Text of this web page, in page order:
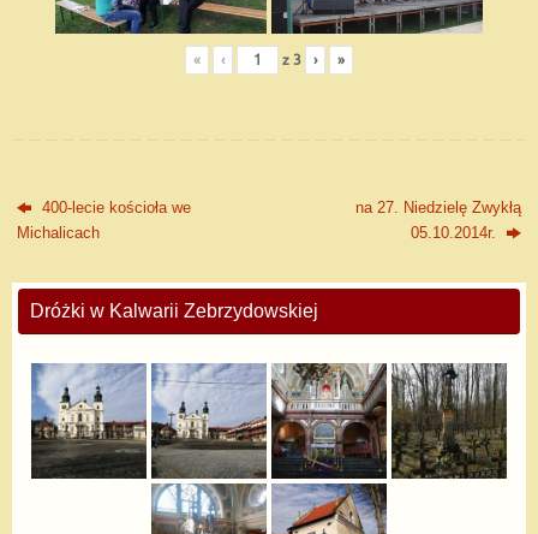
« ‹ z3 › »
400-lecie kościoła we
Michalicach
na 27. Niedzielę Zwykłą
05.10.2014r.
Dróżki w Kalwarii Zebrzydowskiej